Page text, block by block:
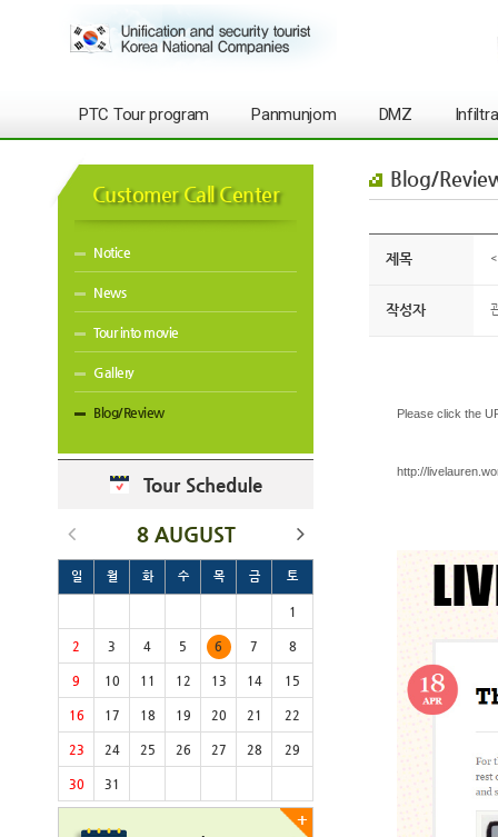
PTC Tour program Panmunjom DMZ
Customer Call Center
Notice
News
Tour into movie
Gallery
Blog/Review
Tour Schedule
8 AUGUST
일 월 화 수 목 금 토
1
2 3 4 5 6 7 8
9 10 11 12 13 14 15
16 17 18 19 20 21 22
23 24 25 26 27 28 29
30 31
+
Blog/
제목
작성자
Please click the
http://